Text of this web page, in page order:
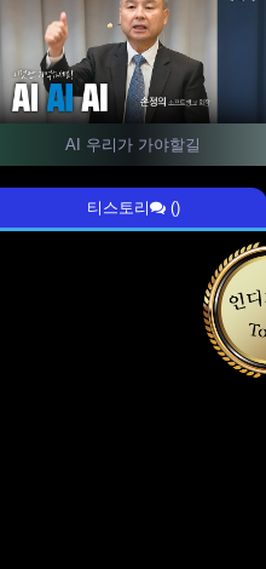
AI 우리가 가야할길
티스토리 ()